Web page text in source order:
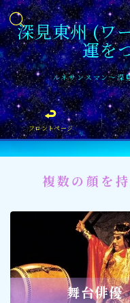
深見東州 (ワ
運を
ルネサンスマン〜
MENU
フロントページ
記事一覧
イベント情報
企業家
文化・芸術活動
社会貢献 社会貢献
フロントページ
複数の顔を
舞台俳優